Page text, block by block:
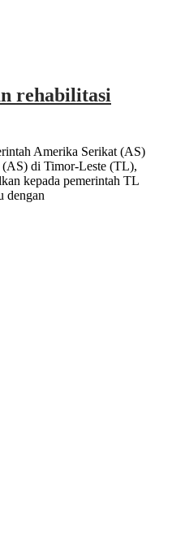
rehabilitasi
Amerika Serikat (AS)
(AS) di Timor-Leste (TL),
kepada pemerintah TL
dengan